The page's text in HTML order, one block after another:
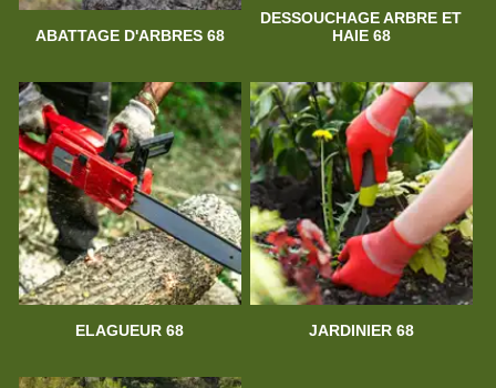
ABATTAGE D'ARBRES 68
DESSOUCHAGE ARBRE ET
HAIE 68
ELAGUEUR 68 JARDINIER 68